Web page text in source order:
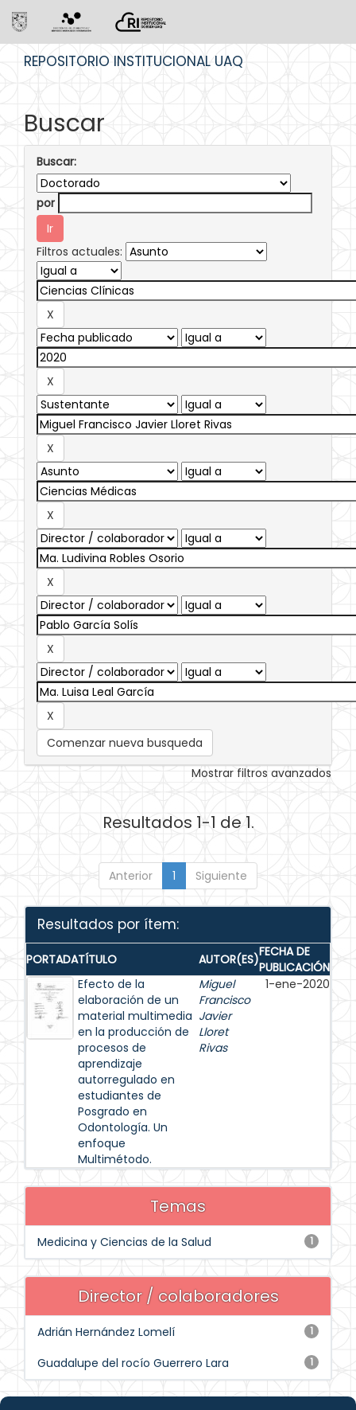
REPOSITORIO INSTITUCIONAL UAQ
Buscar
Buscar:
por
Filtros actuales:
Comenzar nueva busqueda
Mostrar filtros avanzados
Resultados 1-1 de 1.
Anterior 1 Siguiente
Resultados por ítem:
PORTADATÍTULO AUTOR(ES)FECHA DE
PUBLICACIÓN
Efecto de la
elaboración de un
material multimedia
en la producción de
procesos de
aprendizaje
autorregulado en
estudiantes de
Posgrado en
Odontología. Un
enfoque
Multimétodo.
Miguel
Francisco
Javier
Lloret
Rivas
1-ene-2020
Temas
1
Medicina y Ciencias de la Salud
Director / colaboradores
1
Adrián Hernández Lomelí
1
Guadalupe del rocío Guerrero Lara